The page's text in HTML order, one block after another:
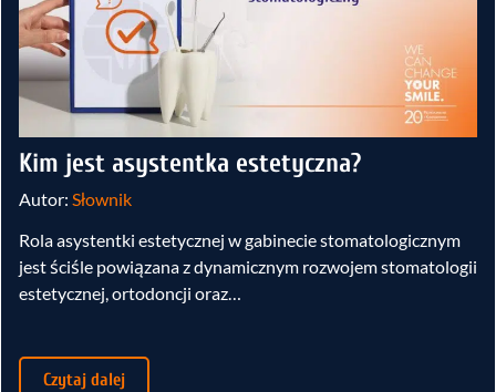
Kim jest asystentka estetyczna?
Autor: Słownik
Rola asystentki estetycznej w gabinecie stomatologicznym
jest ściśle powiązana z dynamicznym rozwojem stomatologii
estetycznej, ortodoncji oraz…
Czytaj dalej